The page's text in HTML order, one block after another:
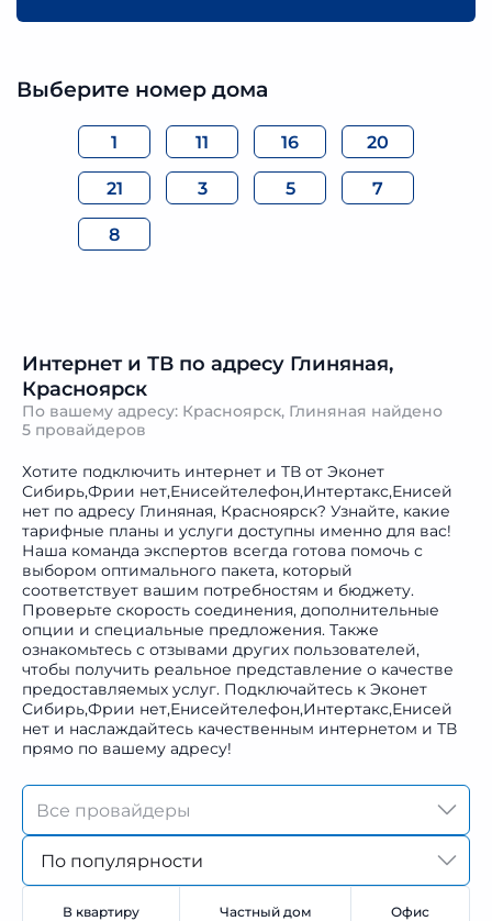
Выберите номер дома
1 11 16 20
21 3 5 7
8
Интернет и ТВ по адресу Глиняная,
Красноярск
По вашему адресу: Красноярск, Глиняная найдено
5 провайдеров
Хотите подключить интернет и ТВ от Эконет
Сибирь,Фрии нет,Енисейтелефон,Интертакс,Енисей
нет по адресу Глиняная, Красноярск? Узнайте, какие
тарифные планы и услуги доступны именно для вас!
Наша команда экспертов всегда готова помочь с
выбором оптимального пакета, который
соответствует вашим потребностям и бюджету.
Проверьте скорость соединения, дополнительные
опции и специальные предложения. Также
ознакомьтесь с отзывами других пользователей,
чтобы получить реальное представление о качестве
предоставляемых услуг. Подключайтесь к Эконет
Сибирь,Фрии нет,Енисейтелефон,Интертакс,Енисей
нет и наслаждайтесь качественным интернетом и ТВ
прямо по вашему адресу!
По популярности
В квартиру Частный дом Офис